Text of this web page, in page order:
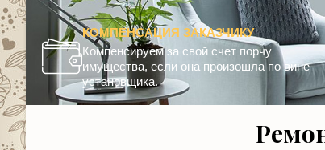
КОМПЕНСАЦИЯ ЗАКАЗЧИКУ
Компенсируем за свой счет порчу
имущества, если она произошла по вине
установщика.